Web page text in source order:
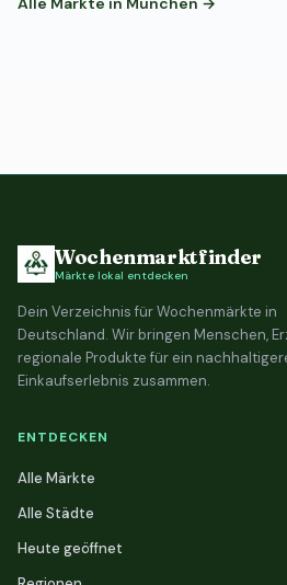
Wochenmarktfinder
Märkte lokal entdecken
Dein Verzeichnis für Wochenmärkte in
Deutschland. Wir bringen Menschen,
regionale Produkte für ein
Einkaufserlebnis zusammen.
ENTDECKEN
Alle Märkte
Alle Städte
Heute geöffnet